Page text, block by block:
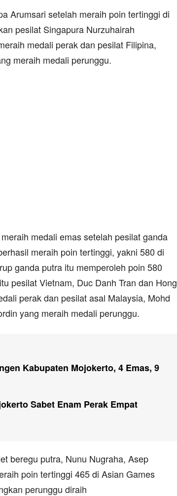
Arumsari setelah meraih poin tertinggi di
pesilat Singapura Nurzuhairah
medali perak dan pesilat Filipina,
meraih medali perunggu.
medali emas setelah pesilat ganda
meraih poin tertinggi, yakni 580 di
ganda putra itu memperoleh poin 580
pesilat Vietnam, Duc Danh Tran dan Hong
perak dan pesilat asal Malaysia, Mohd
yang meraih medali perunggu.
Kabupaten Mojokerto, 4 Emas, 9
Sabet Enam Perak Empat
beregu putra, Nunu Nugraha, Asep
poin tertinggi 465 di Asian Games
perunggu diraih